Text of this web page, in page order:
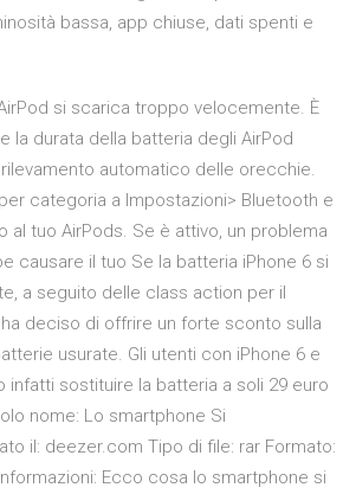
bassa, app chiuse, dati spenti e
si scarica troppo velocemente. È
la durata della batteria degli AirPod
automatico delle orecchie.
categoria a Impostazioni> Bluetooth e
al tuo AirPods. Se è attivo, un problema
causare il tuo Se la batteria iPhone 6 si
a seguito delle class action per il
deciso di offrire un forte sconto sulla
usurate. Gli utenti con iPhone 6 e
infatti sostituire la batteria a soli 29 euro
nome: Lo smartphone Si
il: deezer.com Tipo di file: rar Formato:
Ecco cosa lo smartphone si